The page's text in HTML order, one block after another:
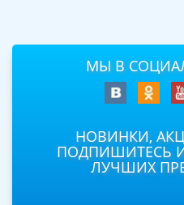
МЫ В
НОВИНКИ,
ПОДПИШИТЕСЬ И
ЛУЧШИХ